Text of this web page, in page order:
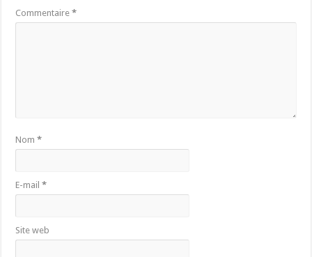
Commentaire*
Nom*
E-mail*
Site web